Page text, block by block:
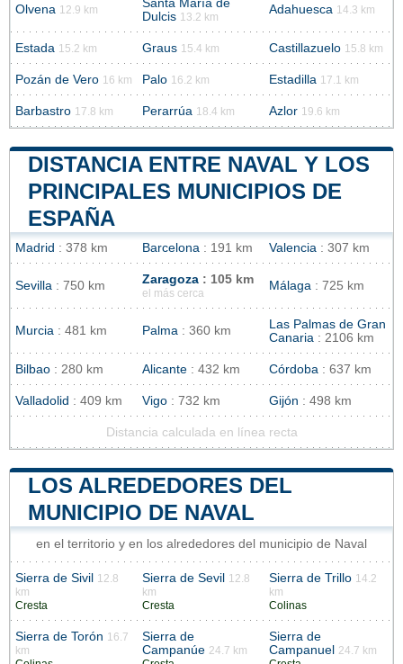
Olvena 12.9 km
Santa María de
Dulcis 13.2 km
Adahuesca 14.3 km
Estada 15.2 km Graus 15.4 km Castillazuelo 15.8 km
Pozán de Vero 16 km Palo 16.2 km Estadilla 17.1 km
Barbastro 17.8 km Perarrúa 18.4 km Azlor 19.6 km
DISTANCIA ENTRE NAVAL Y LOS
PRINCIPALES MUNICIPIOS DE
ESPAÑA
Madrid : 378 km Barcelona : 191 km Valencia : 307 km
Sevilla : 750 km Zaragoza : 105 km
el más cerca
Málaga : 725 km
Murcia : 481 km Palma : 360 km
Las Palmas de Gran
Canaria : 2106 km
Bilbao : 280 km Alicante : 432 km Córdoba : 637 km
Valladolid : 409 km Vigo : 732 km Gijón : 498 km
Distancia calculada en línea recta
LOS ALREDEDORES DEL
MUNICIPIO DE NAVAL
en el territorio y en los alrededores del municipio de Naval
Sierra de Sivil
12.8
km
Cresta
Sierra de Sevil
12.8
km
Cresta
Sierra de Trillo 14.2
km
Colinas
Sierra de Torón 16.7
km
Sierra de
Campanúe 24.7 km
Sierra de
Campanuel
24.7 km